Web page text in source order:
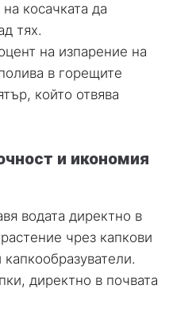
косачката да
тях.
на изпарение на
в горещите
който отвява
и икономия
водата директно в
чрез капкови
директно в почвата